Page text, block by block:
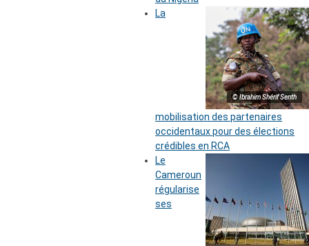
© Ibrahim Shérif Senth
La
mobilisation des partenaires
occidentaux pour des élections
crédibles en RCA
Le
Cameroun
régularise
ses